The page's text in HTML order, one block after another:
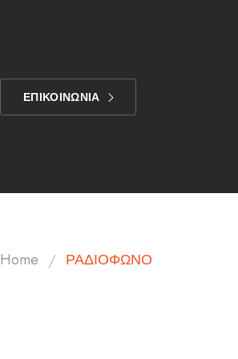
ΕΠΙΚΟΙΝΩΝΙΑ
Home / ΡΑΔΙΟΦΩΝΟ